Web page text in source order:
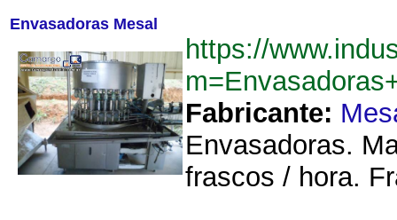
Envasadoras Mesal
https://
Fabricante:
Envasadoras.
frascos / hora.